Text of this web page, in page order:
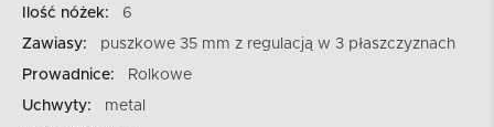
Ilość nóżek:
6
Zawiasy:
puszkowe 35 mm z regulacją w 3 płaszczyznach
Prowadnice:
Rolkowe
Uchwyty:
metal